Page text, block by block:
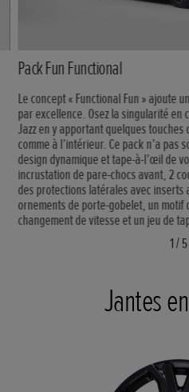
Pack Fun Functional
Le concept « Functional Fun » ajoute
par excellence. Osez la singularité
Jazz en y apportant quelques
comme à l’intérieur. Ce pack n’a pas
design dynamique et tape-à-l’œil de
incrustation de pare-chocs avant, 2
des protections latérales avec
ornements de porte-gobelet, un
changement de vitesse et un jeu de
1/5
Jantes